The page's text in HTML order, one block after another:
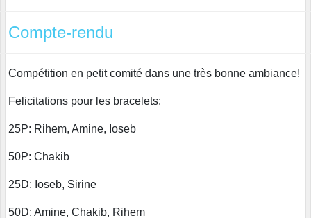
Compte-rendu
Compétition en petit comité dans une très bonne ambiance!
Felicitations pour les bracelets:
25P: Rihem, Amine, Ioseb
50P: Chakib
25D: Ioseb, Sirine
50D: Amine, Chakib, Rihem